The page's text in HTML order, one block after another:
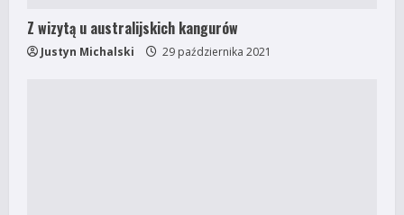
Z wizytą u australijskich kangurów
Justyn Michalski 29 października 2021